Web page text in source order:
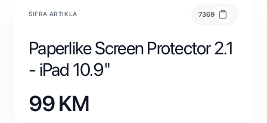
ŠIFRA ARTIKLA 7369
Paperlike Screen Protector 2.1
- iPad 10.9"
99KM